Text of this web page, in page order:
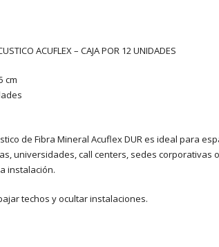
ACUFLEX – CAJA POR 12 UNIDADES
cm
de Fibra Mineral Acuflex DUR es ideal para
universidades, call centers, sedes corporativas
instalación.
techos y ocultar instalaciones.